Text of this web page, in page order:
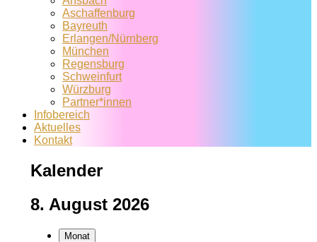
Aschaffenburg
Bayreuth
Erlangen/Nürnberg
München
Regensburg
Schweinfurt
Würzburg
Partner*innen
Infobereich
Aktuelles
Kontakt
Kalender
8. August 2026
Monat